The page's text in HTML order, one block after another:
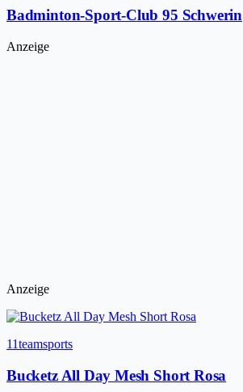
Badminton-Sport-Club 95 Schwerin
Anzeige
Anzeige
11teamsports
Bucketz All Day Mesh Short Rosa